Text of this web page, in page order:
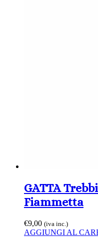
GATTA
Fiammetta
€9,00 (iva inc.)
AGGIUNGI AL